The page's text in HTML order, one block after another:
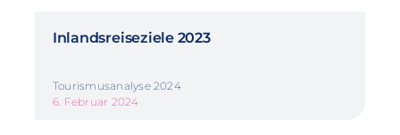
Inlandsreiseziele 2023
Tourismusanalyse 2024
6. Februar 2024